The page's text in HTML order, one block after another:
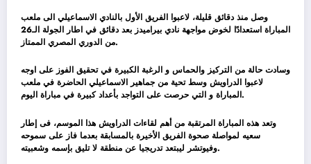
وصل منذ دقائق قليلة، لاعبوا الفريق الأول بالنادي الاسماعيلي الى ملعب
المباراة استعدادًا لخوض مواجهة نادي بيراميدز بعد دقائق في اطار الجولة الـ26
من الدوري المصري الممتاز.
وسادت حالة من التركيز والحماس و الرغبة الكبيرة في تحقيق الفوز على اوجه
لاعبوا الدراويش وسط تحية من جماهير الاسماعيلي الحاضرة في ملعب
المباراة و التي حرصت على التواجد بأعداد كبيرة في مباراة اليوم.
وتعد هذه المباراة المرتقبة من أهم لقاءات الدراويش هذا الموسم، فى إطار
سعيه لمواصلة صحوة الفريق الأخيرة بالمسابقة بعدما فاز على سموحه
وفيوتشر ليبتعد تدريجيا عن منطقة لا تليق بإسمه وشعبيته.